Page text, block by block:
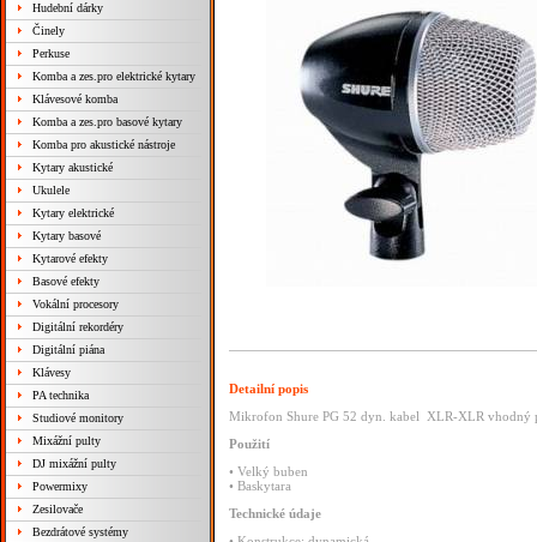
Hudební dárky
Činely
Perkuse
Komba a zes.pro elektrické kytary
Klávesové komba
Komba a zes.pro basové kytary
Komba pro akustické nástroje
Kytary akustické
Ukulele
Kytary elektrické
Kytary basové
Kytarové efekty
Basové efekty
Vokální procesory
Digitální rekordéry
Digitální piána
Klávesy
PA technika
Studiové monitory
Mixážní pulty
DJ mixážní pulty
Powermixy
Zesilovače
Bezdrátové systémy
Detailní popis
Mikrofon Shure PG 52 dyn. kabel XLR-XLR vhodný
Použití
• Velký buben
• Baskytara
Technické údaje